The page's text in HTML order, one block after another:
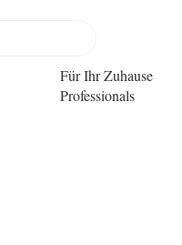
Für Ihr Zuhause
Professionals